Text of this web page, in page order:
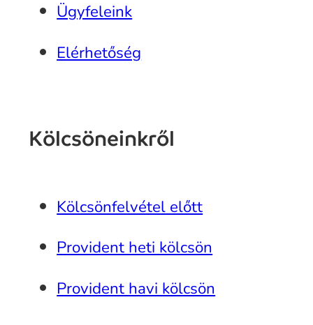
Ügyfeleink
Elérhetőség
Kölcsöneinkről
Kölcsönfelvétel előtt
Provident heti kölcsön
Provident havi kölcsön